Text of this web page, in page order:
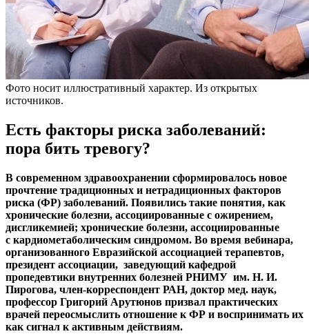
Фото носит иллюстративный характер. Из открытых
источников.
Есть факторы риска заболеваний:
пора бить тревогу?
В современном здравоохранении сформировалось новое
прочтение традиционных и нетрадиционных факторов
риска (ФР) заболеваний. Появились такие понятия, как
хронические болезни, ассоциированные с ожирением,
дисгликемией; хронические болезни, ассоциированные
с кардиометаболическим синдромом. Во время вебинара,
организованного Евразийской ассоциацией терапевтов,
президент ассоциации, заведующий кафедрой
пропедевтики внутренних болезней РНИМУ им. Н. И.
Пирогова, член-корреспондент РАН, доктор мед. наук,
профессор Григорий Арутюнов призвал практических
врачей переосмыслить отношение к ФР и воспринимать их
как сигнал к активным действиям.